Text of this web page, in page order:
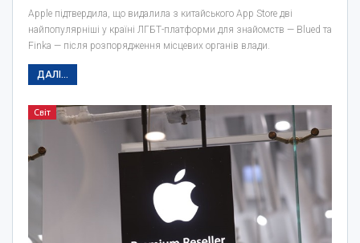
Apple підтвердила, що видалила з китайського App Store дві
найпопулярніші у країні ЛГБТ-платформи для знайомств — Blued та
Finka — після розпорядження місцевих органів влади.
ДАЛІ...
Світ